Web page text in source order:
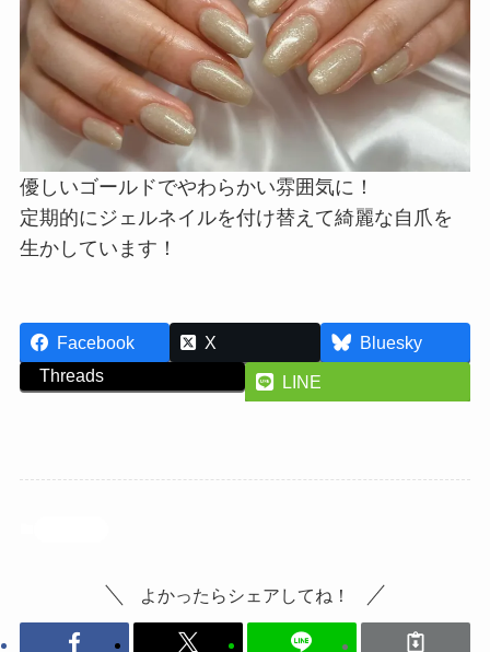
優しいゴールドでやわらかい雰囲気に！
定期的にジェルネイルを付け替えて綺麗な自爪を
生かしています！
Facebook X
Bluesky
Threads
LINE
よかったらシェアしてね！